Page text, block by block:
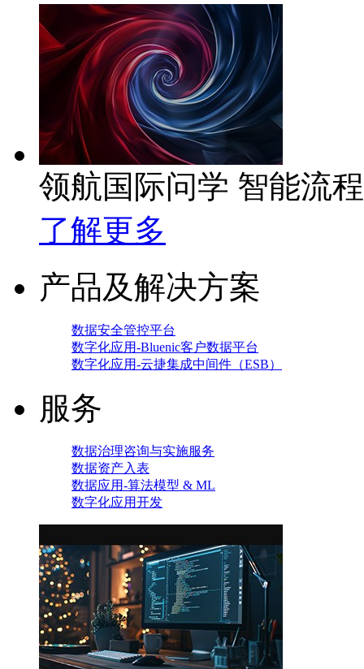
领航国际问学 智能流
了解更多
产品及解决方案
数据安全管控平台
数字化应用-Bluenic客户数据平台
数字化应用-云捷集成中间件（ESB）
服务
数据治理咨询与实施服务
数据资产入表
数据应用-算法模型 & ML
数字化应用开发